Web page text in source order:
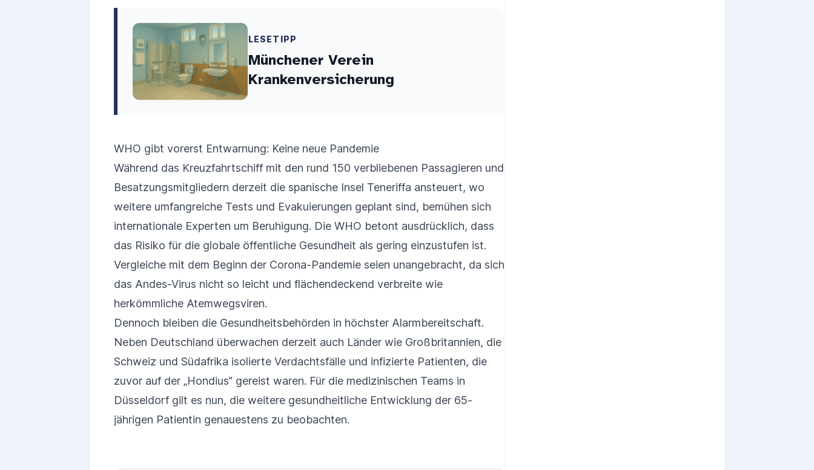
LESETIPP
Münchener Verein
Krankenversicherung
WHO gibt vorerst Entwarnung: Keine neue Pandemie
Während das Kreuzfahrtschiff mit den rund 150 verbliebenen Passagieren und
Besatzungsmitgliedern derzeit die spanische Insel Teneriffa ansteuert, wo
weitere umfangreiche Tests und Evakuierungen geplant sind, bemühen sich
internationale Experten um Beruhigung. Die WHO betont ausdrücklich, dass
das Risiko für die globale öffentliche Gesundheit als gering einzustufen ist.
Vergleiche mit dem Beginn der Corona-Pandemie seien unangebracht, da sich
das Andes-Virus nicht so leicht und flächendeckend verbreite wie
herkömmliche Atemwegsviren.
Dennoch bleiben die Gesundheitsbehörden in höchster Alarmbereitschaft.
Neben Deutschland überwachen derzeit auch Länder wie Großbritannien, die
Schweiz und Südafrika isolierte Verdachtsfälle und infizierte Patienten, die
zuvor auf der „Hondius“ gereist waren. Für die medizinischen Teams in
Düsseldorf gilt es nun, die weitere gesundheitliche Entwicklung der 65-
jährigen Patientin genauestens zu beobachten.